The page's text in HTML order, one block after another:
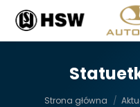
Strona główna